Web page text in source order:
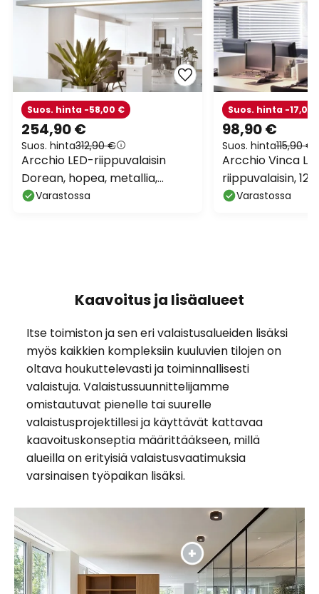
254,90 €
Suos. hinta312,90 €
Suos. hinta -58,00 €
Arcchio LED-riippuvalaisin
Dorean, hopea, metallia,
120cm
Varastossa
98,90 €
Suos. hinta115,90 €
Suos. hinta -17,00
Arcchio Vinca
riippuvalaisin,
4 000 K
Varastossa
Kaavoitus ja lisäalueet
Itse toimiston ja sen eri valaistusalueiden lisäksi
myös kaikkien kompleksiin kuuluvien tilojen on
oltava houkuttelevasti ja toiminnallisesti
valaistuja. Valaistussuunnittelijamme
omistautuvat pienelle tai suurelle
valaistusprojektillesi ja käyttävät kattavaa
kaavoituskonseptia määrittääkseen, millä
alueilla on erityisiä valaistusvaatimuksia
varsinaisen työpaikan lisäksi.